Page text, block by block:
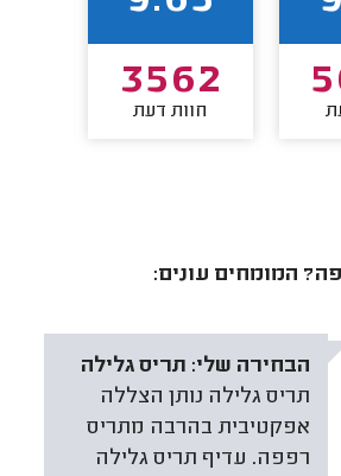
3562
חוות דעת
המומחים עונים:
הבחירה שלי: תריס גלילה
תריס גלילה נותן הצללה
אפקטיבית בהרבה מתריס
רפפה. עדיף תריס גלילה